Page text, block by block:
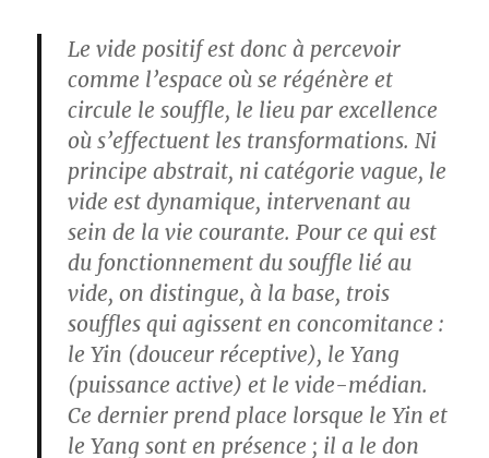
Le vide positif est donc à percevoir
comme l’espace où se régénère et
circule le souffle, le lieu par excellence
où s’effectuent les transformations. Ni
principe abstrait, ni catégorie vague, le
vide est dynamique, intervenant au
sein de la vie courante. Pour ce qui est
du fonctionnement du souffle lié au
vide, on distingue, à la base, trois
souffles qui agissent en concomitance :
le Yin (douceur réceptive), le Yang
(puissance active) et le vide-médian.
Ce dernier prend place lorsque le Yin et
le Yang sont en présence ; il a le don